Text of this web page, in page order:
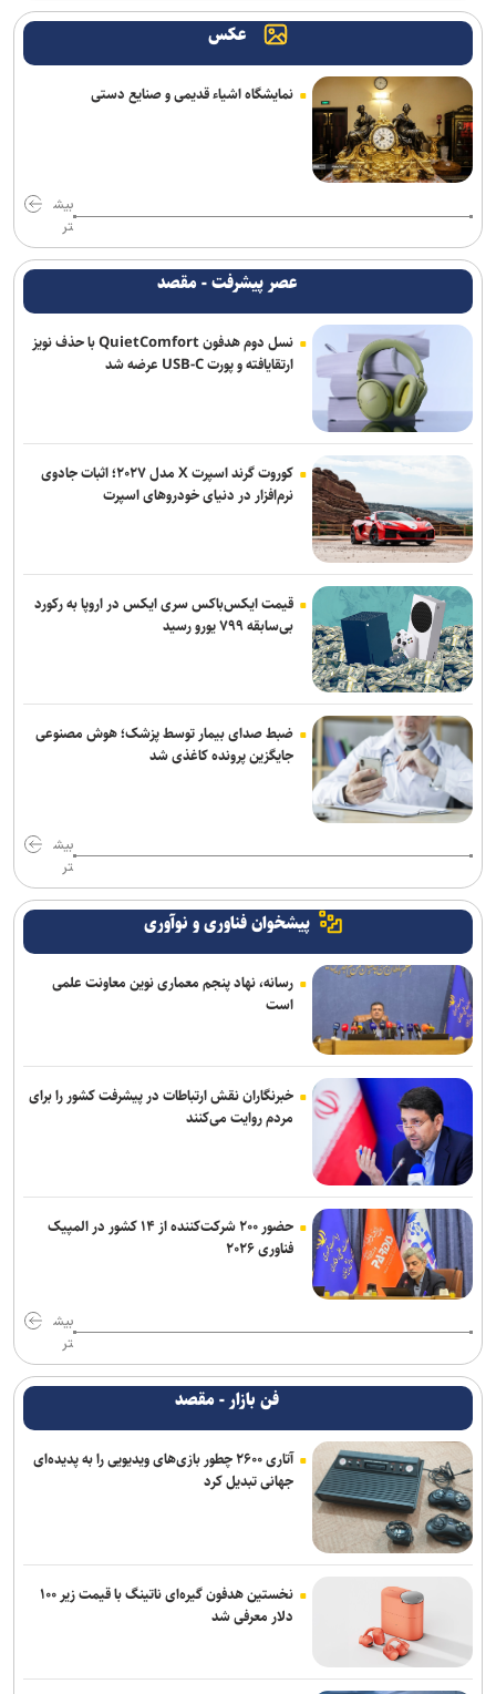
از هوش مصنوعی تا تغذیه رایگان؛ بسته تحولی جدید معاونت تربیتی و
مهارتی دانشگاه آزاد
پیام رئیس سازمان سنجش آموزش كشور به مناسبت روز خبرنگار
دارو‌های دیابت را از نظر تأثیر بر چربی و عضله بدن با یکدیگر متفاوتند
طراحی پلتفرم هوشمند اکتشاف مواد معدنی مبتنی بر هوش مصنوعی
خبرنگاری رسالتی اخلاقی در مسیر کشف حقیقت و ارتقای سرمایه اجتماعی
اعلام زمان فرآیند اسکان تابستانه دانشجویان علوم پزشکی شهیدبهشتی
روز خبرنگار ایرانی و جنگ روایت با ترامپ
نصراللهی: خبرنگاران در کنار طرح مشکلات مردم، راه‌حل‌ها و توفیقات را
هم روایت کنند
عکس
نمایشگاه اشیاء قدیمی و صنایع دستی
بیش
تر
عصر پیشرفت - مقصد
نسل دوم هدفون QuietComfort با حذف نویز
ارتقایافته و پورت USB-C عرضه شد
کوروت گرند اسپرت X مدل ۲۰۲۷؛ اثبات جادوی
نرم‌افزار در دنیای خودروهای اسپرت
قیمت ایکس‌باکس سری ایکس در اروپا به رکورد
بی‌سابقه ۷۹۹ یورو رسید
ضبط صدای بیمار توسط پزشک؛ هوش مصنوعی
جایگزین پرونده کاغذی شد
بیش
تر
پیشخوان فناوری و نوآوری
رسانه، نهاد پنجم معماری نوین معاونت علمی
است
خبرنگاران نقش ارتباطات در پیشرفت کشور را برای
مردم روایت می‌کنند
حضور ۲۰۰ شرکت‌کننده از ۱۴ کشور در المپیک
فناوری ۲۰۲۶
بیش
تر
فن بازار - مقصد
آتاری ۲۶۰۰ چطور بازی‌های ویدیویی را به پدیده‌ای
جهانی تبدیل کرد
نخستین هدفون گیره‌ای ناتینگ با قیمت زیر ۱۰۰
دلار معرفی شد